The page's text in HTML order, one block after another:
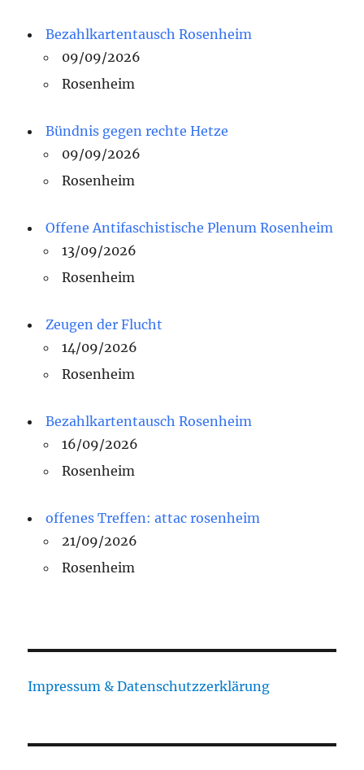
Bezahlkartentausch Rosenheim
09/09/2026
Rosenheim
Bündnis gegen rechte Hetze
09/09/2026
Rosenheim
Offene Antifaschistische Plenum Rosenheim
13/09/2026
Rosenheim
Zeugen der Flucht
14/09/2026
Rosenheim
Bezahlkartentausch Rosenheim
16/09/2026
Rosenheim
offenes Treffen: attac rosenheim
21/09/2026
Rosenheim
Impressum & Datenschutzzerklärung